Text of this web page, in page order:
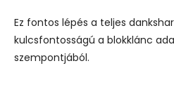
Ez fontos lépés a teljes
kulcsfontosságú a blokklánc
szempontjából.